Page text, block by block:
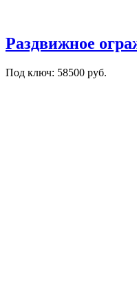
Раздвижное
Под ключ: 58500 руб.